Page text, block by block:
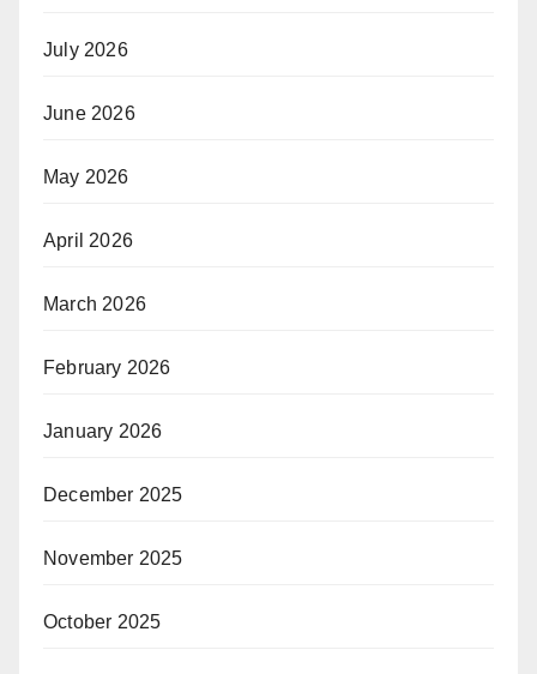
July 2026
June 2026
May 2026
April 2026
March 2026
February 2026
January 2026
December 2025
November 2025
October 2025